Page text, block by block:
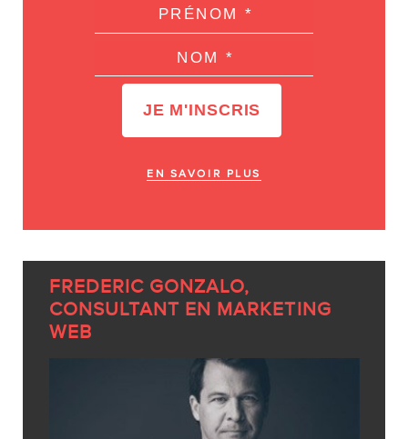
EN SAVOIR PLUS
FREDERIC GONZALO,
CONSULTANT EN MARKETING
WEB